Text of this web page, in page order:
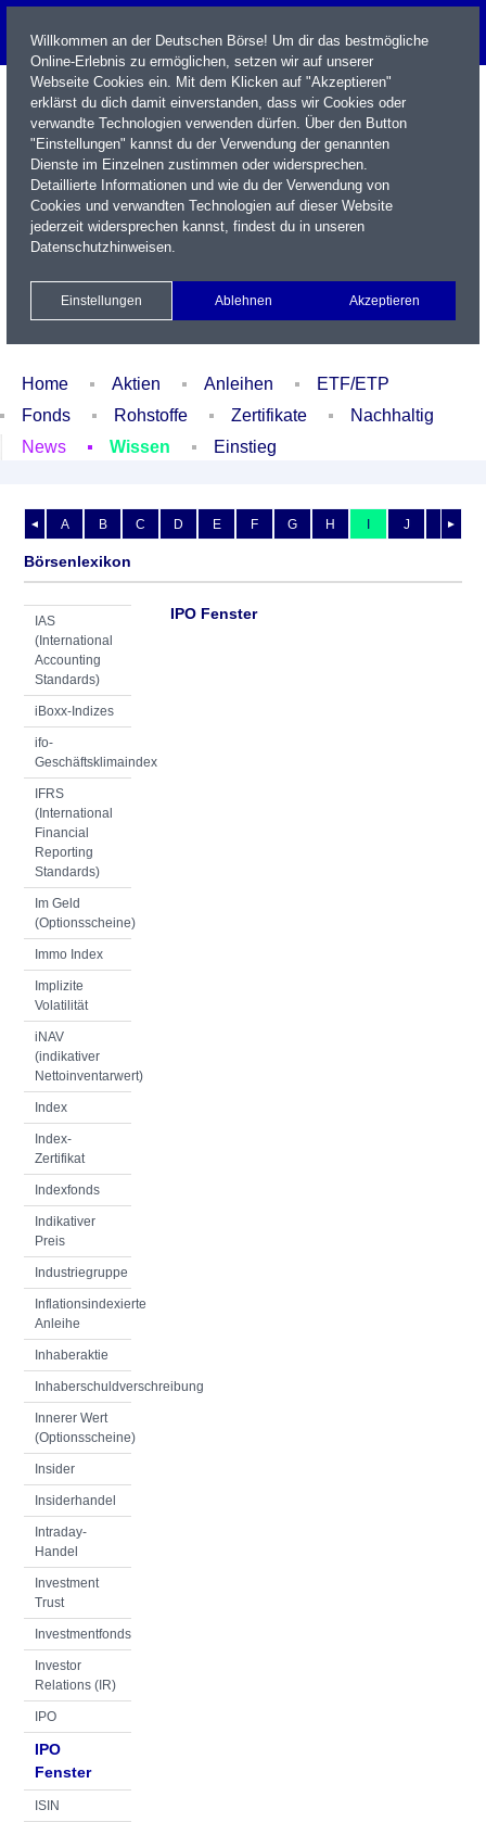
Name / WKN / ISIN / Kürzel
Xetra Realtime
Watchlist Portfolio Login
Home Aktien Anleihen
ETF/ETP
Fonds
Rohstoffe Zertifikate
Nachhaltig
News
Wissen Einstieg
◄ ►
A B C D E F G H I J K
Börsenlexikon
IAS
(International
Accounting
Standards)
iBoxx-Indizes
ifo-
Geschäftsklimaindex
IFRS
(International
Financial
Reporting
Standards)
Im Geld
(Optionsscheine)
Immo Index
Implizite
Volatilität
iNAV
(indikativer
Nettoinventarwert)
Index
Index-
Zertifikat
Indexfonds
Indikativer
Preis
Industriegruppe
Inflationsindexierte
Anleihe
Inhaberaktie
Inhaberschuldverschreibung
Innerer Wert
(Optionsscheine)
Insider
Insiderhandel
Intraday-
Handel
Investment
Trust
Investmentfonds
Investor
Relations (IR)
IPO
IPO
Fenster
ISIN
IPO Fenster
Willkommen an der Deutschen Börse! Um dir das bestmögliche
Online-Erlebnis zu ermöglichen, setzen wir auf unserer
Webseite Cookies ein. Mit dem Klicken auf "Akzeptieren"
erklärst du dich damit einverstanden, dass wir Cookies oder
verwandte Technologien verwenden dürfen. Über den Button
"Einstellungen" kannst du der Verwendung der genannten
Dienste im Einzelnen zustimmen oder widersprechen.
Detaillierte Informationen und wie du der Verwendung von
Cookies und verwandten Technologien auf dieser Website
jederzeit widersprechen kannst, findest du in unseren
Datenschutzhinweisen.
Einstellungen Ablehnen Akzeptieren